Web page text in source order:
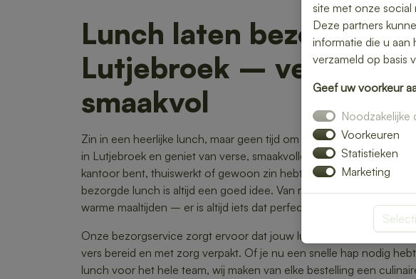
Lunch laten bezorgen in
Lutjebroek – vers, snel
smaakvol
Zin in een heerlijke lunch, maar geen tijd om zelf iets klaar te
in Lutjebroek en geniet van verse, smaakvolle gerechten zonder
kantoor bent, thuiswerkt of gewoon zin hebt in een ontspannen
bezorgde lunch is altijd een goed idee. Van rijk belegde broodjes
warme maaltijden – er is altijd iets dat perfect aansluit bij jouw
Onze bezorgservice zorgt ervoor dat jouw lunch op het
vers bereid en met zorg verpakt. Of je nu een snelle hap nodig
lunch voor het hele team, wij maken van elke bestelling een
site met onze social
Deze partners
informatie die u aan
verzameld op basis
Geef uw voorkeur
Noodzakelijke
Voorkeuren
Statistieken
Marketing